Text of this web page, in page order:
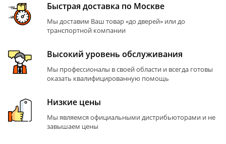
Быстрая доставка по Москве
Мы доставим Ваш товар «до дверей» или до
транспортной компании
Высокий уровень обслуживания
Мы профессионалы в своей области и всегда готовы
оказать квалифицированную помощь
Низкие цены
Мы являемся официальными дистрибьюторами и не
завышаем цены